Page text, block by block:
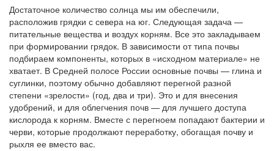
Достаточное количество солнца мы им обеспечили,
расположив грядки с севера на юг. Следующая задача —
питательные вещества и воздух корням. Все это закладываем
при формировании грядок. В зависимости от типа почвы
подбираем компоненты, которых в «исходном материале» не
хватает. В Средней полосе России основные почвы — глина и
суглинки, поэтому обычно добавляют перегной разной
степени «зрелости» (год, два и три). Это и для внесения
удобрений, и для облегчения почв — для лучшего доступа
кислорода к корням. Вместе с перегноем попадают бактерии и
черви, которые продолжают переработку, обогащая почву и
рыхля ее вместо вас.